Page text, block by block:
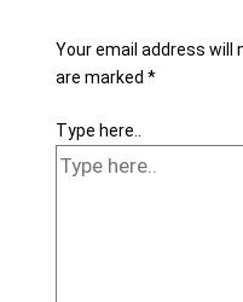
Your email address will
are marked *
Type here..